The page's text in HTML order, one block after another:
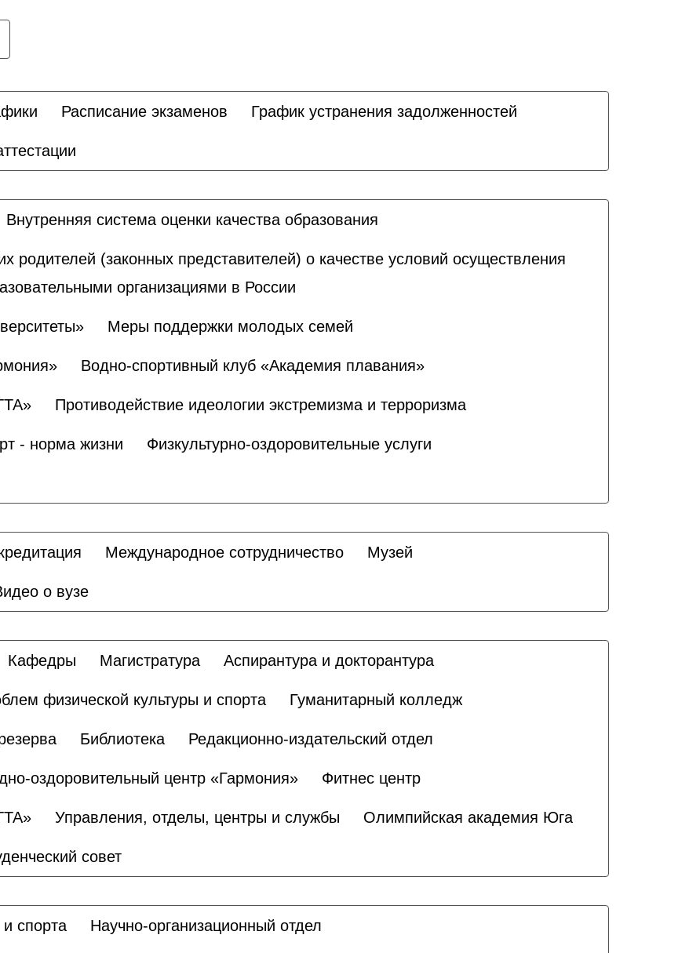
Расписание экзаменов График устранения задолженностей
Внутренняя система оценки качества образования
родителей (законных представителей) о качестве условий осуществления
организациями в России
Меры поддержки молодых семей
Водно-спортивный клуб «Академия плавания»
Противодействие идеологии экстремизма и терроризма
- норма жизни Физкультурно-оздоровительные услуги
Международное сотрудничество Музей
о вузе
Кафедры Магистратура Аспирантура и докторантура
физической культуры и спорта Гуманитарный колледж
Библиотека Редакционно-издательский отдел
оздоровительный центр «Гармония» Фитнес центр
Управления, отделы, центры и службы Олимпийская академия Юга
совет
спорта Научно-организационный отдел